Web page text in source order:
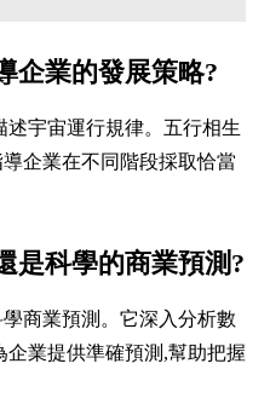
企業的發展策略?
述宇宙運行規律。五行相生
企業在不同階段採取恰當
是科學的商業預測?
商業預測。它深入分析數
業提供準確預測,幫助把握